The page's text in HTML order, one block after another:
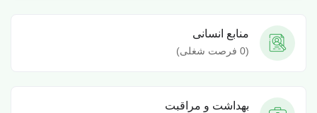
منابع انسانی
(
0 فرصت شغلی)
بهداشت و مراقبت